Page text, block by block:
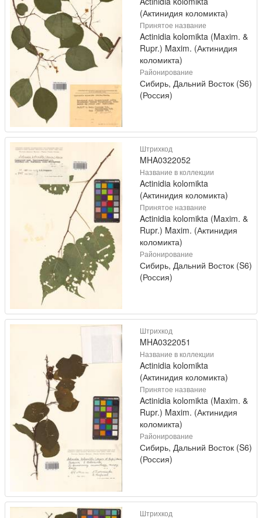
(Актинидия коломикта)
Принятое название
Actinidia kolomikta (Maxim. &
Rupr.) Maxim. (Актинидия
коломикта)
Районирование
Сибирь, Дальний Восток (S6)
(Россия)
Штрихкод
MHA0322052
Название в коллекции
Actinidia kolomikta
(Актинидия коломикта)
Принятое название
Actinidia kolomikta (Maxim. &
Rupr.) Maxim. (Актинидия
коломикта)
Районирование
Сибирь, Дальний Восток (S6)
(Россия)
Штрихкод
MHA0322051
Название в коллекции
Actinidia kolomikta
(Актинидия коломикта)
Принятое название
Actinidia kolomikta (Maxim. &
Rupr.) Maxim. (Актинидия
коломикта)
Районирование
Сибирь, Дальний Восток (S6)
(Россия)
Штрихкод